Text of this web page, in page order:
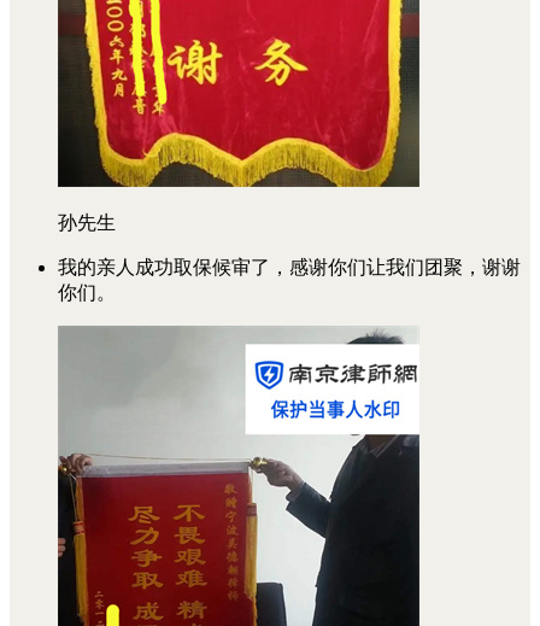
孙先生
我的亲人成功取保候审了，感谢你们让我们团聚，谢谢
你们。